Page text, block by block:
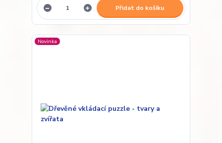
Přidat do košíku
Novinka